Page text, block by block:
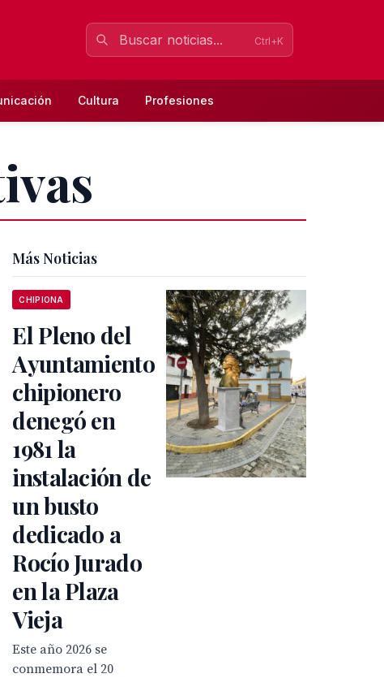
Ctrl+K
Cultura Profesiones
Más Noticias
CHIPIONA
El Pleno del
Ayuntamiento
chipionero
denegó en
1981 la
instalación de
un busto
dedicado a
Rocío Jurado
en la Plaza
Vieja
Este año 2026 se
conmemora el 20